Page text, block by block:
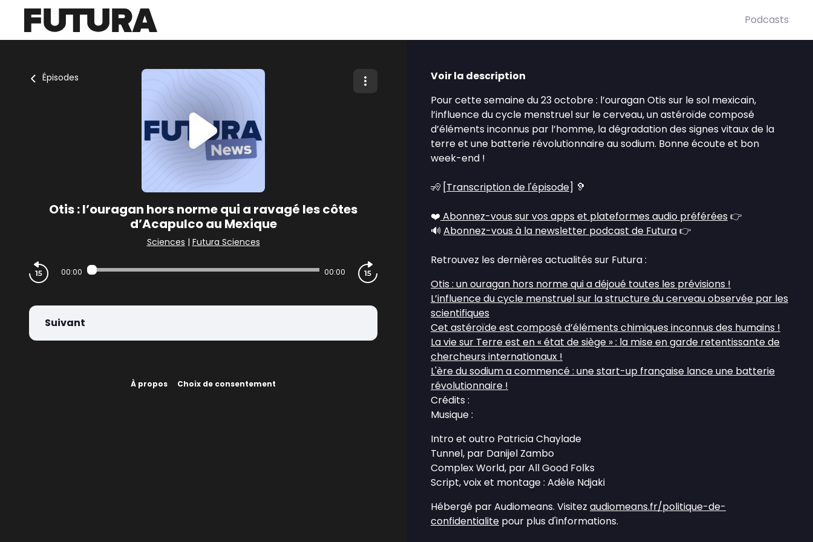
Podcasts
Épisodes
Otis : l’ouragan hors norme qui a ravagé les côtes
d’Acapulco au Mexique
Sciences | Futura Sciences
00:00 00:00
Suivant
À propos Choix de consentement
Voir la description
Pour cette semaine du 23 octobre : l’ouragan Otis sur le sol mexicain,
l’influence du cycle menstruel sur le cerveau, un astéroïde composé
d’éléments inconnus par l’homme, la dégradation des signes vitaux de la
terre et une batterie révolutionnaire au sodium. Bonne écoute et bon
week-end !
🧏 [Transcription de l'épisode] 🦻
❤️ Abonnez-vous sur vos apps et plateformes audio préférées 👉
🔊 Abonnez-vous à la newsletter podcast de Futura👉
Retrouvez les dernières actualités sur Futura :
Otis : un ouragan hors norme qui a déjoué toutes les prévisions !
L’influence du cycle menstruel sur la structure du cerveau observée par les
scientifiques
Cet astéroïde est composé d’éléments chimiques inconnus des humains !
La vie sur Terre est en « état de siège » : la mise en garde retentissante de
chercheurs internationaux !
L'ère du sodium a commencé : une start-up française lance une batterie
révolutionnaire !
Crédits :
Musique :
Intro et outro Patricia Chaylade
Tunnel, par Danijel Zambo
Complex World, par All Good Folks
Script, voix et montage : Adèle Ndjaki
Hébergé par Audiomeans. Visitez audiomeans.fr/politique-de-
confidentialite pour plus d'informations.